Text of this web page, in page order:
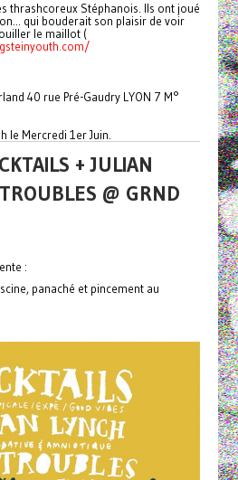
thrashcoreux Stéphanois. Ils ont joué
qui bouderait son plaisir de voir
le maillot (
40 rue Pré-Gaudry LYON 7 M°
le Mercredi 1er Juin.
+ JULIAN
@ GRND
:
panaché et pincement au